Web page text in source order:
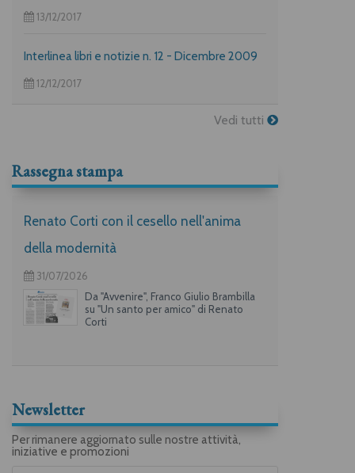
13/12/2017
Interlinea libri e notizie n. 12 - Dicembre 2009
12/12/2017
Vedi tutti
Rassegna stampa
Renato Corti con il cesello nell'anima
della modernità
31/07/2026
Da "Avvenire", Franco Giulio Brambilla
su "Un santo per amico" di Renato
Corti
Newsletter
Per rimanere aggiornato sulle nostre attività,
iniziative e promozioni